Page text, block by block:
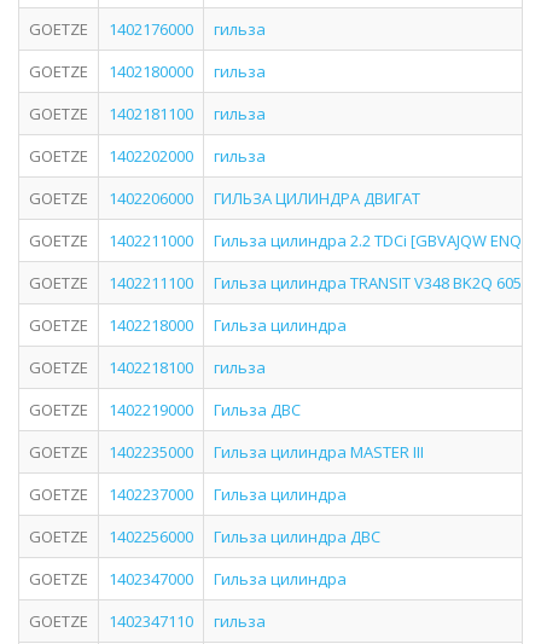
GOETZE
1402176000
гильза
GOETZE
1402180000
гильза
GOETZE
1402181100
гильза
GOETZE
1402202000
гильза
GOETZE
1402206000
ГИЛЬЗА ЦИЛИНДРА ДВИГАТ
GOETZE
1402211000
Гильза цилиндра 2.2 TDCi [GBVAJQW
GOETZE
1402211100
Гильза цилиндра TRANSIT V348 BK2Q
GOETZE
1402218000
Гильза цилиндра
GOETZE
1402218100
гильза
GOETZE
1402219000
Гильза ДВС
GOETZE
1402235000
Гильза цилиндра MASTER III
GOETZE
1402237000
Гильза цилиндра
GOETZE
1402256000
Гильза цилиндра ДВС
GOETZE
1402347000
Гильза цилиндра
GOETZE
1402347110
гильза